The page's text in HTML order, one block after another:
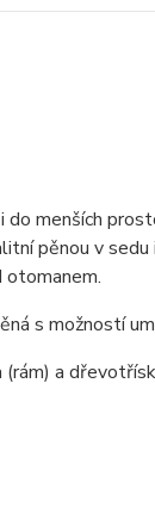
menších
pěnou v
s možností
(rám) a